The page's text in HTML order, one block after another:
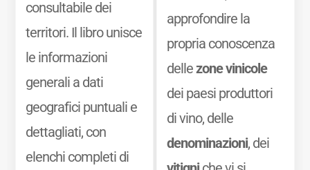
consultabile dei
territori. Il libro unisce
le informazioni
generali a dati
geografici puntuali e
dettagliati, con
elenchi completi di
approfondire la
propria conoscenza
dellezone vinicole
dei paesi produttori
di vino, delle
denominazioni, dei